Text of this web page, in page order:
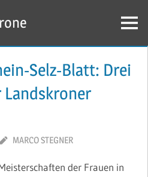
Menü
Selz-Blatt: Drei
Landskroner
MARCO STEGNER
der Frauen in